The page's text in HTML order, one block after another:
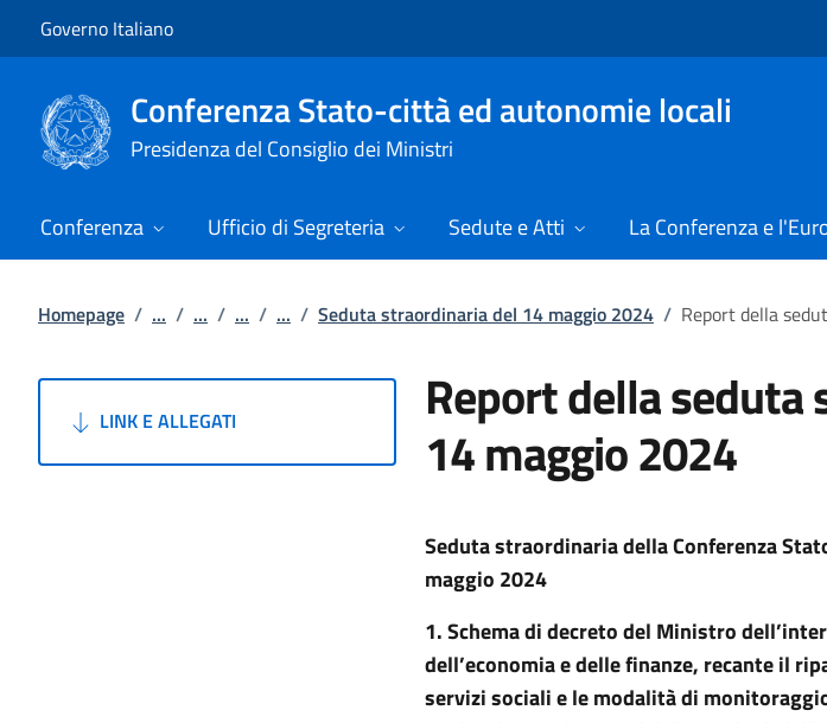
Governo Italiano
Conferenza Stato-città ed autonomie locali
Presidenza del Consiglio dei Ministri
Conferenza Ufficio di Segreteria Sedute e Atti La Conferenza e
Homepage / ... / ... / ... / ... / Seduta straordinaria del 14 maggio 2024 / Report della
LINK E ALLEGATI Report della seduta
14 maggio 2024
Seduta straordinaria della Conferenza
maggio 2024
1. Schema di decreto del Ministro
dell’economia e delle finanze, recante il
servizi sociali e le modalità di